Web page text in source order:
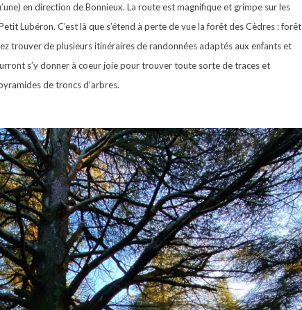
en direction de Bonnieux. La route est magnifique et grimpe sur les
Lubéron. C’est là que s’étend à perte de vue la forêt des Cèdres : forêt
trouver de plusieurs itinéraires de randonnées adaptés aux enfants et
s’y donner à coeur joie pour trouver toute sorte de traces et
de troncs d’arbres.